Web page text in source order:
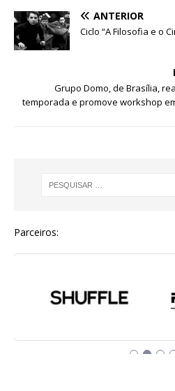
a
c
e
o
w
it
te
h
at
p
e
ss
g
e
m
ANTERIOR
Ciclo “A Filosofia e o
Grupo Domo, de Brasília,
temporada e promove workshop
Parceiros: